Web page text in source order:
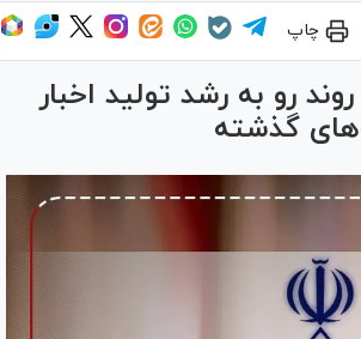
چاپ
رو به رشد تولید اخبار
گذشته